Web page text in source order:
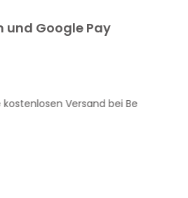
und Google Pay
Versand bei Bestellungen